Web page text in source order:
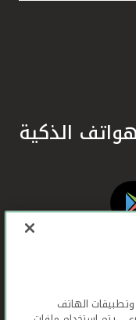
عندما تستخدم ,kfh.com, kfhonline.com وتطبيقات الهاتف